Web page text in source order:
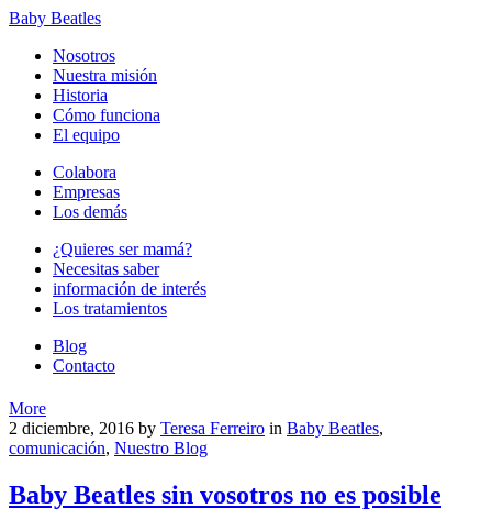
Baby Beatles
Nosotros
Nuestra misión
Historia
Cómo funciona
El equipo
Colabora
Empresas
Los demás
¿Quieres ser mamá?
Necesitas saber
información de interés
Los tratamientos
Blog
Contacto
More
2 diciembre, 2016 by Teresa Ferreiro in Baby Beatles,
comunicación, Nuestro Blog
Baby Beatles sin vosotros no es posible